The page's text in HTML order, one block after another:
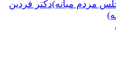
دكتر فردين